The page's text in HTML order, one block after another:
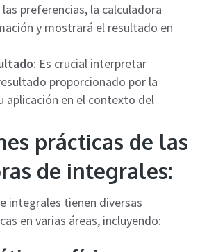
preferencias, la calculadora
y mostrará el resultado en
: Es crucial interpretar
proporcionado por la
aplicación en el contexto del
prácticas de las
de integrales:
integrales tienen diversas
en varias áreas, incluyendo: